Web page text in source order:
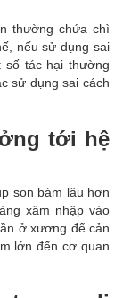
thường chứa chì
nếu sử dụng sai
số tác hại thường
sử dụng sai cách
tới hệ
son bám lâu hơn
xâm nhập vào
ở xương để cản
lớn đến cơ quan